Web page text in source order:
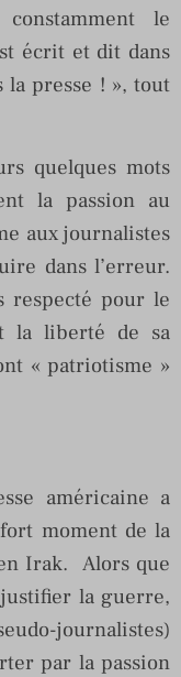
le
écrit et dit dans
presse ! », tout
quelques mots
la passion au
aux journalistes
dans l’erreur.
respecté pour le
la liberté de sa
« patriotisme »
américaine a
moment de la
Irak. Alors que
la guerre,
journalistes)
par la passion